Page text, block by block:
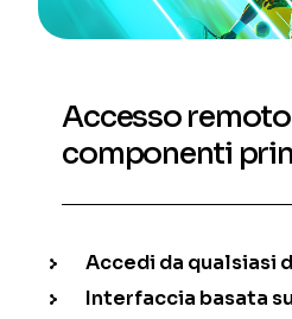
Accesso
componenti
Accedi da qualsiasi
Interfaccia basata